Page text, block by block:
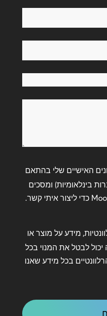
האישיים שלי בהתאם
בינלאומיות) ומסכים
מידע על מוצר או
לבטל את המנוי בכל
בכל מידע שאנו